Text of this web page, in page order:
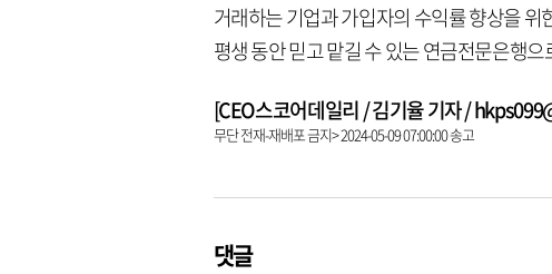
거래하는 기업과 가입자의 수익률 향상을
평생 동안 믿고 맡길 수 있는 연금전문은행
[CEO스코어데일리 / 김기율 기자 /
무단 전재-재배포 금지> 2024-05-09 07:00:00 송고
댓글